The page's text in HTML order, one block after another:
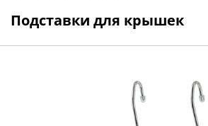
Подставки для крышек